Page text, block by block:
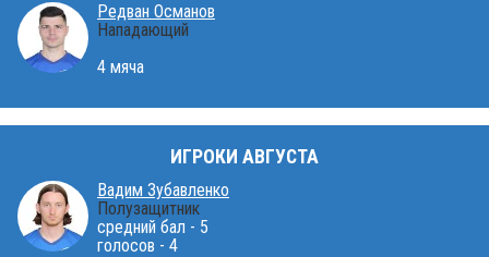
Редван Османов
Нападающий
4 мяча
ИГРОКИ АВГУСТА
Вадим Зубавленко
Полузащитник
средний бал - 5
голосов - 4